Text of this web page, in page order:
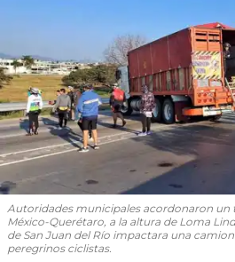
Autoridades municipales acordonaron un
México-Querétaro, a la altura de Loma
de San Juan del Río impactara una
peregrinos ciclistas.